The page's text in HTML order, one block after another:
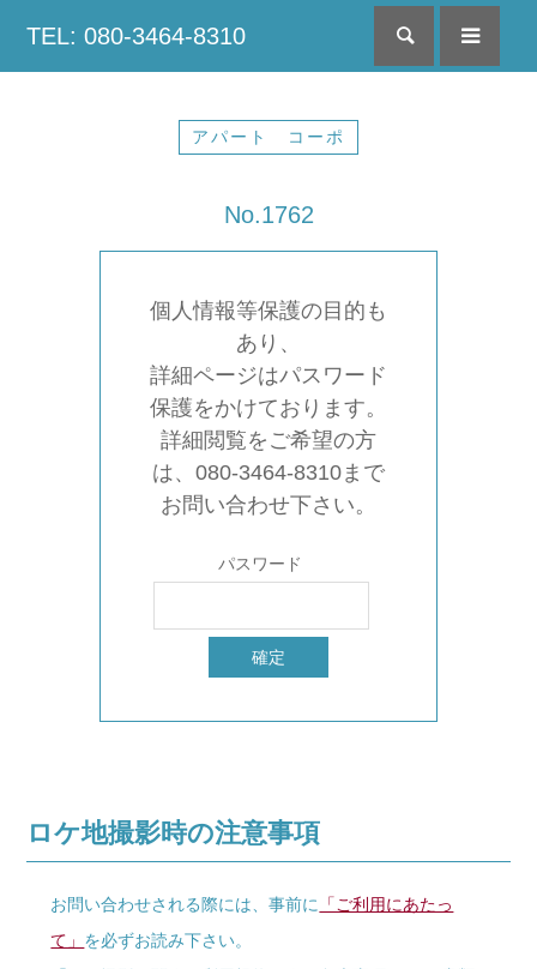
TEL: 080-3464-8310 検索
アパート コーポ
No.1762
個人情報等保護の目的も
あり、
詳細ページはパスワード
保護をかけております。
詳細閲覧をご希望の方
は、080-3464-8310まで
お問い合わせ下さい。
パスワード
ロケ地撮影時の注意事項
お問い合わせされる際には、事前に 「ご利用にあたっ
て」 を必ずお読み下さい。